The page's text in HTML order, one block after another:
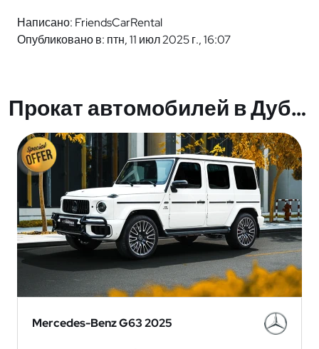
Написано: FriendsCarRental
Опубликовано в: птн, 11 июл 2025 г., 16:07
Прокат автомобилей в Дубае
Mercedes-Benz G63 2025